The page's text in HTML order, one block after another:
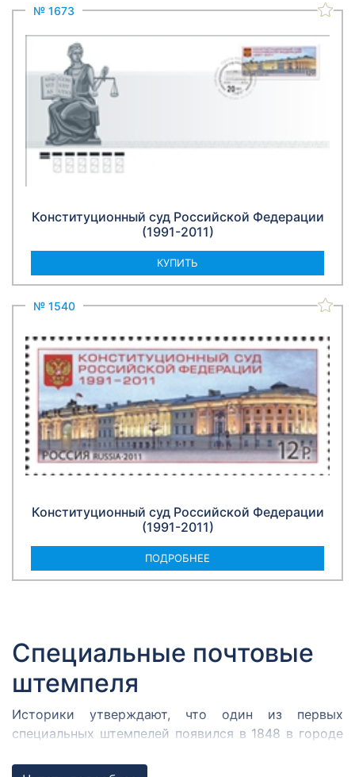
№ 1673
Конституционный суд Российской Федерации
(1991-2011)
КУПИТЬ
№ 1540
Конституционный суд Российской Федерации
(1991-2011)
ПОДРОБНЕЕ
Специальные почтовые
штемпеля
Историки утверждают, что один из первых
специальных штемпелей появился в 1848 в городе
собрался Кромержижский парламент.